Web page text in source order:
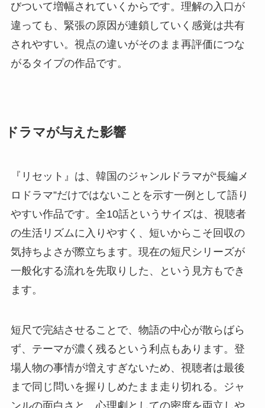
びついて増幅されていくからです。理解の入口が
違っても、緊張の原因が連鎖していく感覚は共有
されやすい。視点の違いがそのまま再評価につな
がるタイプの作品です。
ドラマが与えた影響
『リセット』は、韓国のジャンルドラマが“長編メ
ロドラマ”だけではないことを示す一例として語り
やすい作品です。全10話というサイズは、視聴者
の生活リズムに入りやすく、短いからこそ回収の
気持ちよさが際立ちます。現在の短尺シリーズが
一般化する流れを先取りした、という見方もでき
ます。
短尺で完結させることで、物語の中心が散らばら
ず、テーマが濃く残るという利点もあります。登
場人物の事情が増えすぎないため、視聴者は最後
まで同じ問いを握りしめたまま走り切れる。ジャ
ンルの面白さと、心理劇としての密度を両立しや